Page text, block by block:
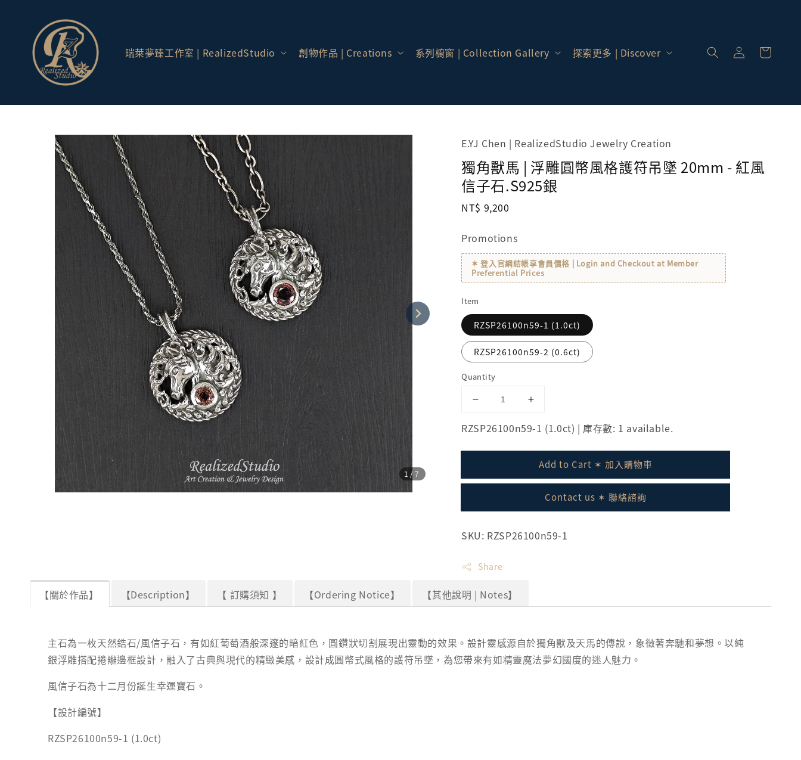
瑞萊夢臻工作室 | RealizedStudio 創物作品 | Creations 系列櫥窗 | Collection Gallery 探索更多 | Discover
入 |
Log
1 /7
E.YJ Chen | RealizedStudio Jewelry Creation
獨角獸馬 | 浮雕圓幣風格護符吊墜 20mm - 紅風
信子石.S925銀
Regular
NT$ 9,200
Promotions
✶ 登入官網結帳享會員價格 | Login and Checkout at Member
Preferential Prices
Item
RZSP26100n59-1 (1.0ct)
RZSP26100n59-2 (0.6ct)
Quantity
RZSP26100n59-1 (1.0ct) | 庫存數: 1 available.
Add to Cart ✶ 加入購物車
Contact us ✶ 聯絡諮詢
SKU: RZSP26100n59-1
Share
【關於作品】 【Description】 【 訂購須知 】 【Ordering Notice】 【其他說明 | Notes】
主石為一枚天然鋯石/風信子石，有如紅葡萄酒般深邃的暗紅色，圓鑽狀切割展現出靈動的效果。設計靈感源自於獨角獸及天馬的傳說，象徵著奔馳和夢想。以純
銀浮雕搭配捲辮邊框設計，融入了古典與現代的精緻美感，設計成圓幣式風格的護符吊墜，為您帶來有如精靈魔法夢幻國度的迷人魅力。
風信子石為十二月份誕生幸運寶石。
【設計編號】
RZSP26100n59-1 (1.0ct)